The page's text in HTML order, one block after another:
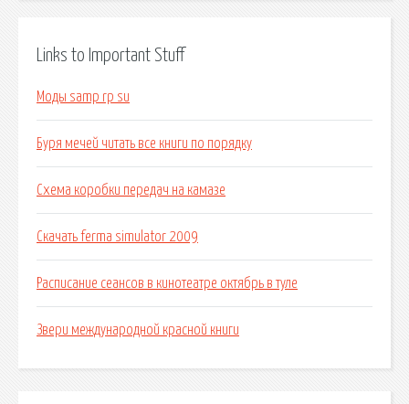
Links to Important Stuff
Моды samp rp su
Буря мечей читать все книги по порядку
Схема коробки передач на камазе
Скачать ferma simulator 2009
Расписание сеансов в кинотеатре октябрь в туле
Звери международной красной книги